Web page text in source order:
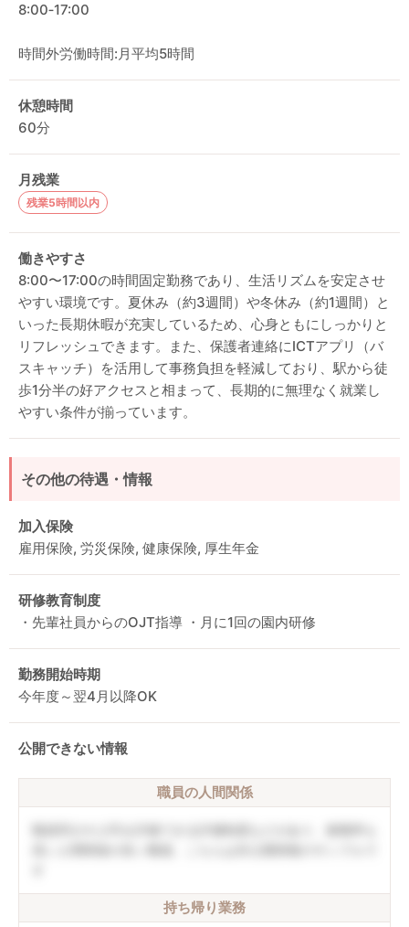
8:00‐17:00
時間外労働時間:月平均5時間
休憩時間
60分
月残業
残業5時間以内
働きやすさ
8:00〜17:00の時間固定勤務であり、生活リズムを安定させ
やすい環境です。夏休み（約3週間）や冬休み（約1週間）と
いった長期休暇が充実しているため、心身ともにしっかりと
リフレッシュできます。また、保護者連絡にICTアプリ（バ
スキャッチ）を活用して事務負担を軽減しており、駅から徒
歩1分半の好アクセスと相まって、長期的に無理なく就業し
やすい条件が揃っています。
その他の待遇・情報
加入保険
雇用保険, 労災保険, 健康保険, 厚生年金
研修教育制度
・先輩社員からのOJT指導 ・月に1回の園内研修
勤務開始時期
今年度～翌4月以降OK
公開できない情報
職員の人間関係
持ち帰り業務